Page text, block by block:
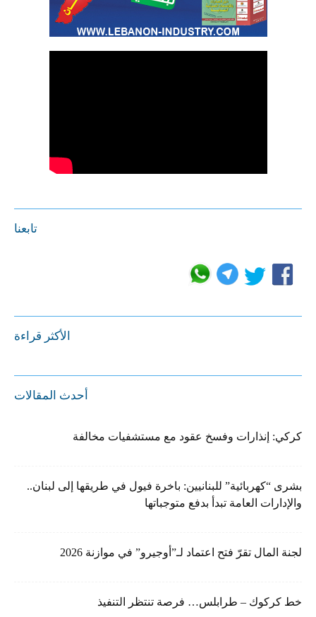
تابعنا
الأكثر قراءة
أحدث المقالات
كركي: إنذارات وفسخ عقود مع مستشفيات مخالفة
بشرى “كهربائية” للبنانيين: باخرة فيول في طريقها إلى لبنان..
والإدارات العامة تبدأ بدفع متوجباتها
لجنة المال تقرّ فتح اعتماد لـ”أوجيرو” في موازنة 2026
خط كركوك – طرابلس… فرصة تنتظر التنفيذ